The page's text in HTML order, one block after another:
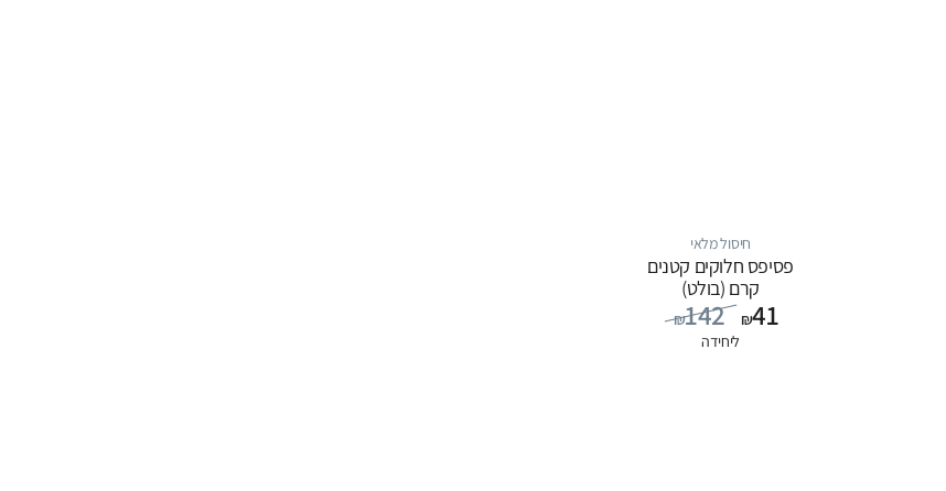
חיסול מלאי
פסיפס חלוקים קטנים
קרם (בולט)
₪142 ₪41
ליחידה